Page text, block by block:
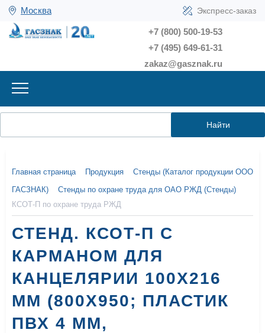
Москва Экспресс-заказ
+7 (800) 500-19-53
+7 (495) 649-61-31
zakaz@gasznak.ru
Найти
Главная страница Продукция
Стенды (Каталог продукции ООО
ГАСЗНАК)
Стенды по охране труда для ОАО РЖД (Стенды)
КСОТ-П по охране труда РЖД
СТЕНД. КСОТ-П С
КАРМАНОМ ДЛЯ
КАНЦЕЛЯРИИ 100Х216
ММ (800Х950; ПЛАСТИК
ПВХ 4 ММ,